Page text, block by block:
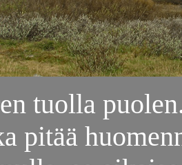
tuolla
pitää